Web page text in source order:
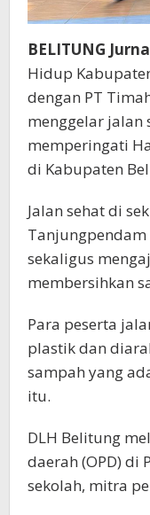
BELITUNG
Hidup
dengan PT
menggelar jalan
memperingati
di Kabupaten
Jalan sehat di
sekaligus
membersihkan
Para peserta
plastik dan
sampah yang
itu.
DLH Belitung
daerah (OPD) di
sekolah, mitra